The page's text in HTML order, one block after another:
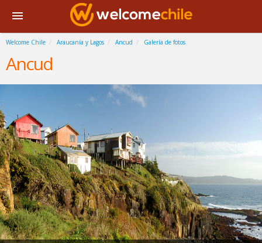
Welcome Chile Araucanía y Lagos Ancud Galería de fotos
Ancud